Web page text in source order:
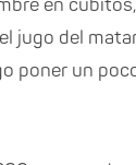
jugo del
poner un